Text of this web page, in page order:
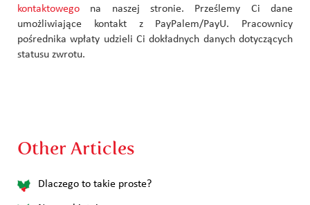
kontaktowego na naszej stronie. Prześlemy Ci dane
umożliwiające kontakt z PayPalem/PayU. Pracownicy
pośrednika wpłaty udzieli Ci dokładnych danych dotyczących
statusu zwrotu.
Other Articles
Dlaczego to takie proste?